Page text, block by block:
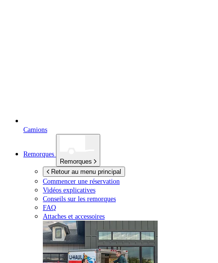
Camions
Remorques
Remorques
Retour au menu principal
Commencer une réservation
Vidéos explicatives
Conseils sur les remorques
FAQ
Attaches et accessoires